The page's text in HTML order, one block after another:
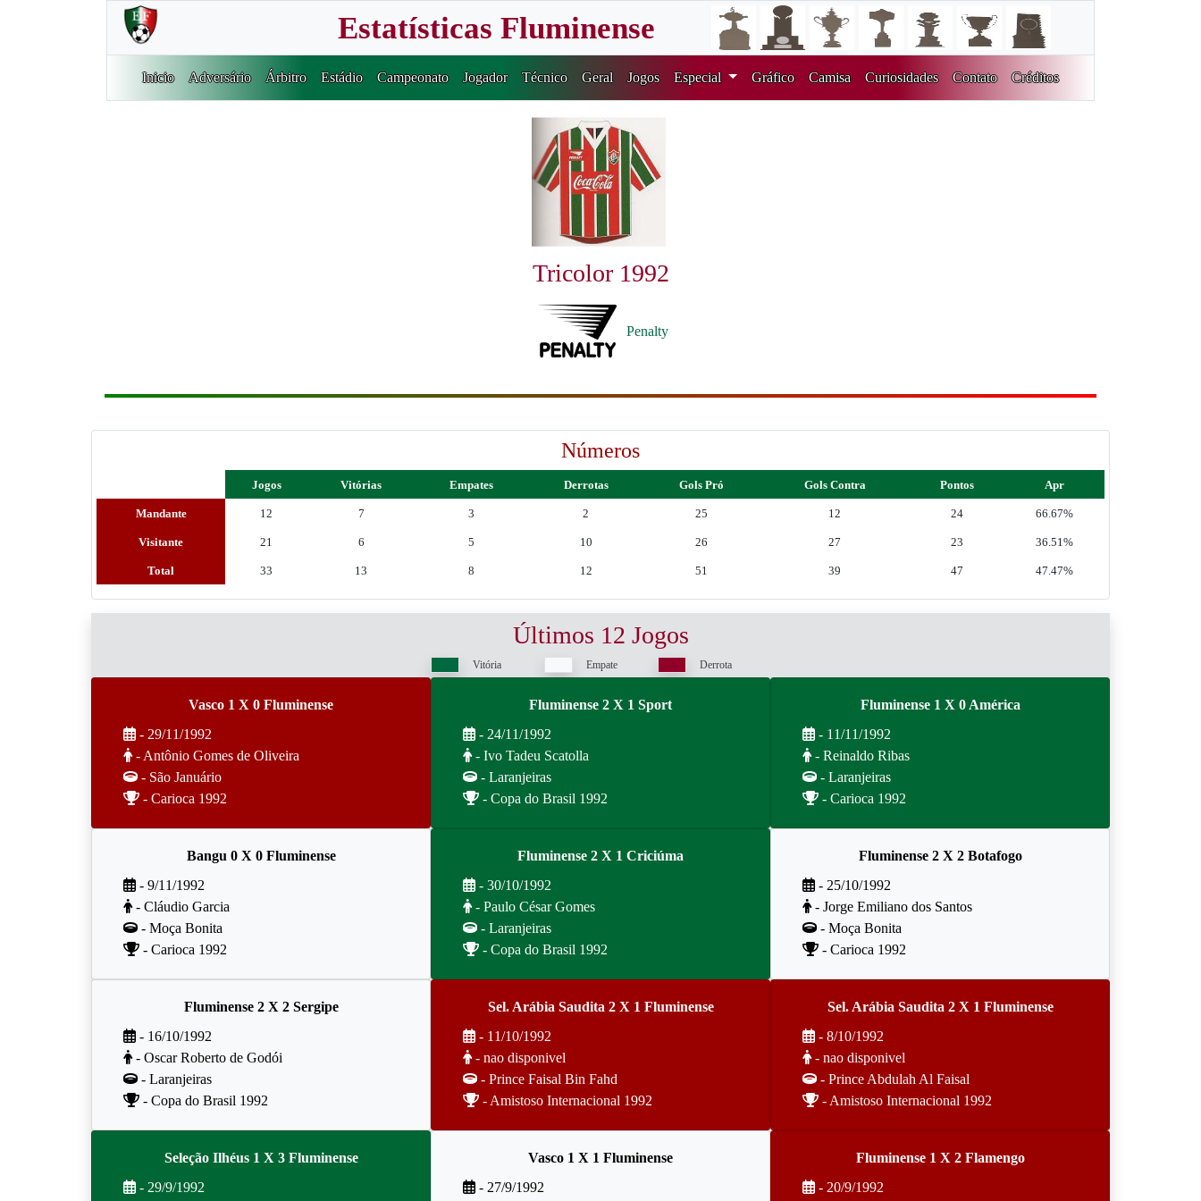
Estatísticas Fluminense
Inicio Adversário Árbitro Estádio Campeonato Jogador Técnico Geral Jogos Especial Gráfico Camisa Curiosidades Contato Créditos
Tricolor 1992
Penalty
Números
Jogos Vitórias Empates Derrotas Gols Pró Gols Contra Pontos Apr
Mandante 12 7 3 2 25 12 24 66.67%
Visitante 21 6 5 10 26 27 23 36.51%
Total 33 13 8 12 51 39 47 47.47%
Últimos 12 Jogos
Vitória Empate Derrota
Vasco 1 X 0 Fluminense
- 29/11/1992
- Antônio Gomes de Oliveira
- São Januário
- Carioca 1992
Fluminense 2 X 1 Sport
- 24/11/1992
- Ivo Tadeu Scatolla
- Laranjeiras
- Copa do Brasil 1992
Fluminense 1 X 0 América
- 11/11/1992
- Reinaldo Ribas
- Laranjeiras
- Carioca 1992
Bangu 0 X 0 Fluminense
- 9/11/1992
- Cláudio Garcia
- Moça Bonita
- Carioca 1992
Fluminense 2 X 1 Criciúma
- 30/10/1992
- Paulo César Gomes
- Laranjeiras
- Copa do Brasil 1992
Fluminense 2 X 2 Botafogo
- 25/10/1992
- Jorge Emiliano dos Santos
- Moça Bonita
- Carioca 1992
Fluminense 2 X 2 Sergipe
- 16/10/1992
- Oscar Roberto de Godói
- Laranjeiras
- Copa do Brasil 1992
Sel. Arábia Saudita 2 X 1 Fluminense
- 11/10/1992
- nao disponivel
- Prince Faisal Bin Fahd
- Amistoso Internacional 1992
Sel. Arábia Saudita 2 X 1 Fluminense
- 8/10/1992
- nao disponivel
- Prince Abdulah Al Faisal
- Amistoso Internacional 1992
Seleção Ilhéus 1 X 3 Fluminense
- 29/9/1992
Vasco 1 X 1 Fluminense
- 27/9/1992
Fluminense 1 X 2 Flamengo
- 20/9/1992